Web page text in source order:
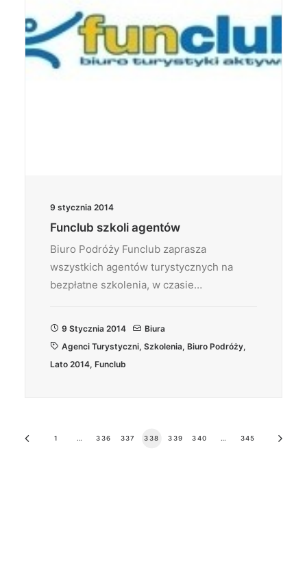
9 stycznia 2014
Funclub szkoli agentów
Biuro Podróży Funclub zaprasza
wszystkich agentów turystycznych na
bezpłatne szkolenia, w czasie…
9 Stycznia 2014
Biura
Agenci Turystyczni, Szkolenia, Biuro Podróży,
Lato 2014, Funclub
1 … 336 337 338 339 340 … 345